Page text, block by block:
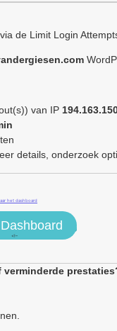
de Limit Login
van IP
details, onderzoek
het dashboard
<!–
verminderde